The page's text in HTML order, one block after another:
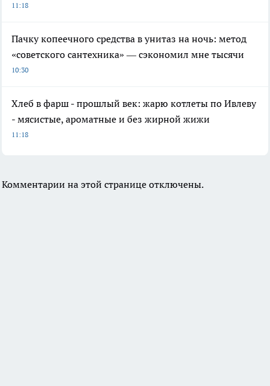
11:18
Пачку копеечного средства в унитаз на ночь: метод
«советского сантехника» — сэкономил мне тысячи
10:30
Хлеб в фарш - прошлый век: жарю котлеты по Ивлеву
- мясистые, ароматные и без жирной жижи
11:18
Комментарии на этой странице отключены.